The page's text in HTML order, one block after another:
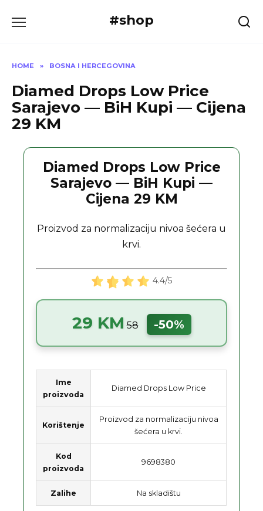
#shop
HOME » BOSNA I HERCEGOVINA
Diamed Drops Low Price
Sarajevo — BiH Kupi — Cijena
29 KM
Diamed Drops Low Price
Sarajevo — BiH Kupi —
Cijena 29 KM
Proizvod za normalizaciju nivoa šećera u
krvi.
4.4/5
29 KM 58 -50%
Ime
proizvoda
Diamed Drops Low Price
Korištenje
Proizvod za normalizaciju nivoa
šećera u krvi.
Kod
proizvoda
9698380
Zalihe Na skladištu